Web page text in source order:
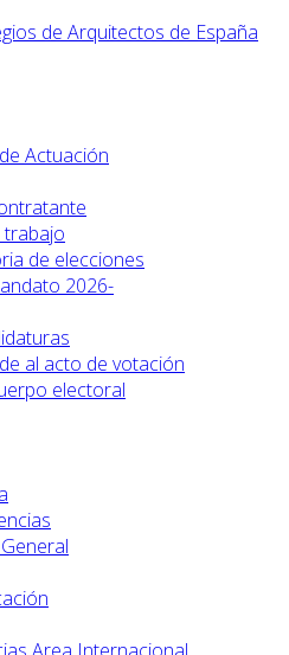
Actuación
trabajo
de elecciones
2026-
al acto de votación
electoral